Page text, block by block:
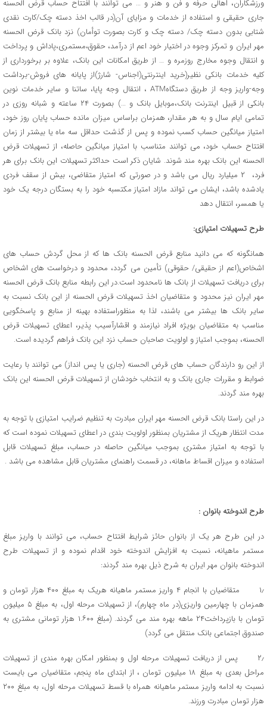
ورزشکاران، اهالی حرفه و فن و هنر و … می توانند با افتتاح حساب قرض الحسنه
جاری حقیقی و استفاده از خدمات و مزایای آن(در قالب اخذ دسته چک/کارت نقدی
شتابی بدون دسته چک/ دسته چک و کارت بصورت توأمان) نزد بانک قرض الحسنه
مهر ایران و تمرکز وجوه در اختیار خود اعم از درآمد، حقوق،مستمری،پاداش و پرداخت
و انتقال وجوه مخارج روزمره و … از طریق امکانات این بانک، علاوه بر برخورداری از
کلیه خدمات بانکی نظیر(خرید اینترنتی(اجناس- شارژ)از پایانه های فروش-برداشت
وجه-واریز وجه از طریق دستگاهATM ، انتقال وجه پایا، ساتنا و سایر خدمات نوین
بانکی از قبیل اینترنت بانک،موبایل بانک و …) بصورت ۲۴ ساعته و شبانه روزی در
تمامی ایام سال و به هر مقدار، همزمان براساس میزان مانده حساب پایان روز خود،
امتیاز میانگین حساب کسب نموده و پس از گذشت حداقل سه ماه یا بیشتر از زمان
افتتاح حساب خود، می توانند متناسب با امتیاز میانگین حاصله، از تسهیلات قرض
الحسنه این بانک بهره مند شوند. شایان ذکر است حداکثر تسهیلات این بانک برای هر
فرد، ۲ میلیارد ریال می باشد و در صورتی که امتیاز متقاضی، بیش از سقف فردی
یادشده باشد، ایشان می تواند مازاد امتیاز مکتسبه خود را به بستگان درجه یک خود
یا همسر، انتقال دهد
طرح تسهیلات امتیازی:
همانگونه که می دانید منابع قرض الحسنه بانک ها که از محل گردش حساب های
اشخاص(اعم از حقیقی/ حقوقی) تأمین می گردد، محدود و درخواست های اشخاص
برای دریافت تسهیلات از بانک ها نامحدود است.در این رابطه منابع بانک قرض الحسنه
مهر ایران نیز محدود و متقاضیان اخذ تسهیلات قرض الحسنه از این بانک نسبت به
سایر بانک ها بیشتر می باشند، لذا به منظوراستفاده بهینه از منابع و پاسخگویی
مناسب به متقاضیان بویژه افراد نیازمند و اقشارآسیب پذیر، اعطای تسهیلات قرض
الحسنه، بموجب امتیاز و اولویت صاحبان حساب نزد این بانک فراهم گردیده است.
از این رو دارندگان حساب های قرض الحسنه (جاری یا پس انداز) می توانند با رعایت
ضوابط و مقررات جاری بانک و به انتخاب خودشان از تسهیلات قرض الحسنه این بانک
بهره مند گردند.
در این راستا بانک قرض الحسنه مهر ایران مبادرت به تنظیم ضرایب امتیازی با توجه به
مدت انتظار هریک از مشتریان بمنظور اولویت بندی در اعطای تسهیلات نموده است که
با توجه به امتیاز مشتری بموجب میانگین حاصله در حساب، مبلغ تسهیلات قابل
استفاده و میزان اقساط ماهانه، در قسمت راهنمای مشتریان قابل مشاهده می باشد .
طرح اندوخته بانوان :
در این طرح هر یک از بانوان حائز شرایط افتتاح حساب، می توانند با واریز مبلغ
مستمر ماهیانه، نسبت به افزایش اندوخته خود اقدام نموده و از تسهیلات طرح
اندوخته بانوان مهر ایران به شرح ذیل بهره مند گردند:
۱٫ متقاضیان با انجام ۴ واریز مستمر ماهیانه هریک به مبلغ ۴۰۰ هزار تومان و
همزمان با چهارمین واریزی(در ماه چهارم)، از تسهیلات مرحله اول، به مبلغ ۵ میلیون
تومان با بازپرداخت۲۴ ماهه بهره مند می گردند. (مبلغ ۱.۶۰۰ هزار تومانی مشتری به
صندوق اجتماعی بانک منتقل می گردد)
۲٫ پس از دریافت تسهیلات مرحله اول و بمنظور امکان بهره مندی از تسهیلات
مراحل بعدی به مبلغ ۱۸ میلیون تومان ، از ابتدای ماه پنجم، متقاضیان می بایست
نسبت به ادامه واریز مستمر ماهیانه همراه با قسط تسهیلات مرحله اول، به مبلغ ۲۰۰
هزار تومان مبادرت ورزند.